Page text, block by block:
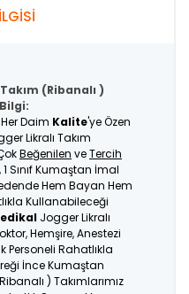
(Ribanalı )
Daim Kalite'ye Özen
Likralı Takım
Beğenilen veTercih
Sınıf Kumaştan İmal
Hem Bayan Hem
Kullanabileceği
Jogger Likralı
Hemşire, Anestezi
Personeli Rahatlıkla
İnce Kumaştan
) Takımlarımız